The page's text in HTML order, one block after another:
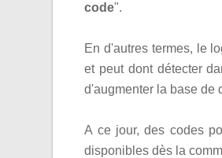
code".
En d'autres termes, le
et peut dont détecter
d'augmenter la base de
A ce jour, des codes
disponibles dès la